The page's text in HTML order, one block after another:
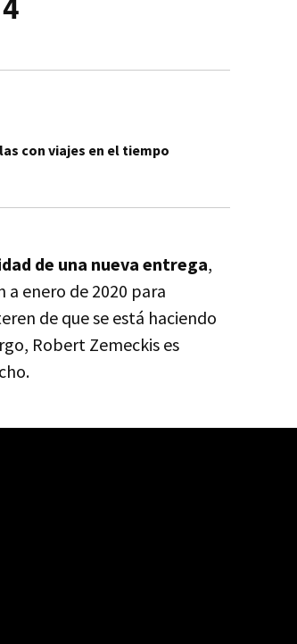
con viajes en el tiempo
de una nueva entrega,
enero de 2020 para
de que se está haciendo
Robert Zemeckis es